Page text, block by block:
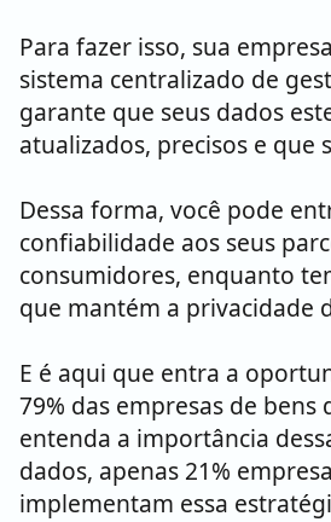
Para fazer isso, sua
sistema centralizado de
garante que seus dados
atualizados, precisos e que
Dessa forma, você pode
confiabilidade aos seus
consumidores, enquanto
que mantém a privacidade
E é aqui que entra a
79% das empresas de bens
entenda a importância
dados, apenas 21%
implementam essa